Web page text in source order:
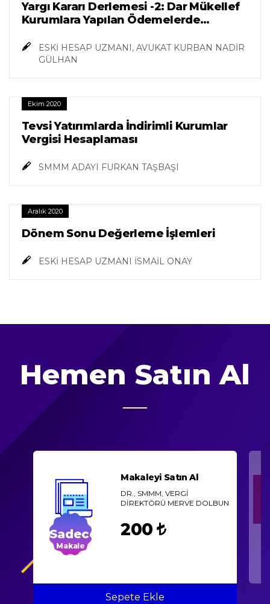
Yargı Kararı Derlemesi -2: Dar Mükellef
Kurumlara Yapılan Ödemelerde
ESKİ HESAP UZMANI, AVUKAT KURBAN NADİR
GÜLHAN
Ekim 2020
Tevsi Yatırımlarda İndirimli Kurumlar
Vergisi Hesaplaması
SMMM ADAYI FURKAN TAŞBAŞI
Aralık 2020
Dönem Sonu Değerleme İşlemleri
ESKİ HESAP UZMANI İSMAİL ONAY
Hemen Satın Al
Sadece
Makale
Makaleyi Satın Al
DR., SMMM, VERGİ
DİREKTÖRÜ MERVE DOLBUN
200
Sepete Ekle